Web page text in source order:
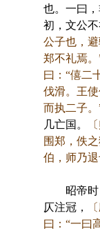
也。一曰，
初，文公不
公子也，
郑不礼焉。
曰：“僖二
伐滑。王
而执二子。
几亡国。
围郑，佚
伯，师乃退
昭帝时，
仄注冠，
曰：“一曰